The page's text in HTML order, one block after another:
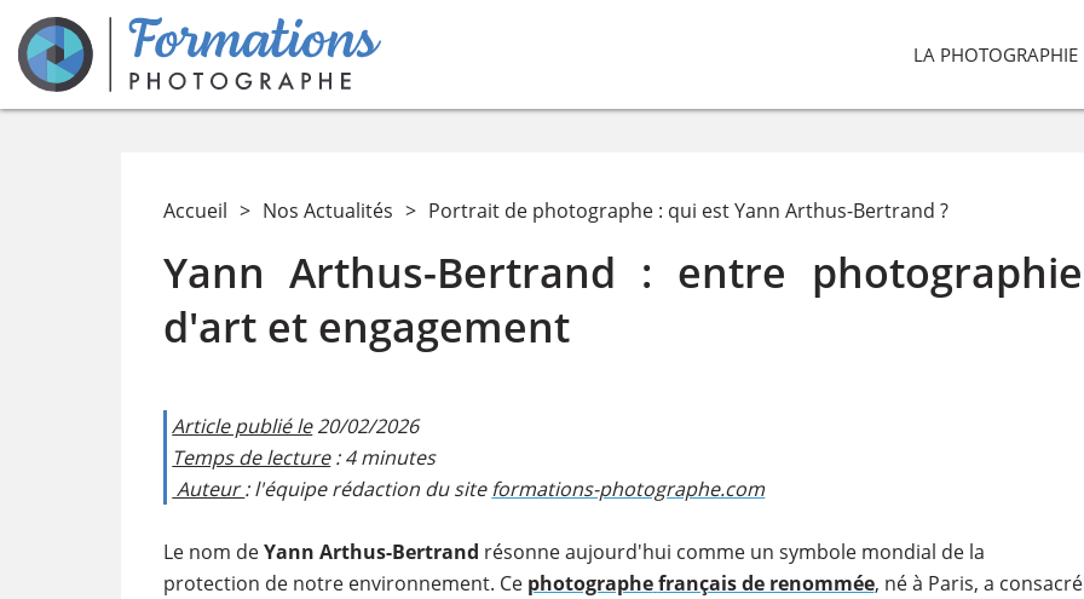
LA PHOTOGRAPHIE
Accueil > Nos Actualités > Portrait de photographe : qui est Yann Arthus-Bertrand ?
Yann Arthus-Bertrand : entre photographie
d'art et engagement
Article publié le20/02/2026
Temps de lecture: 4 minutes
Auteur: l'équipe rédaction du siteformations-photographe.com
Le nom deYann Arthus-Bertrand résonne aujourd'hui comme un symbole mondial de la
protection de notre environnement. Ce photographe français de renommée, né à Paris, a consacré